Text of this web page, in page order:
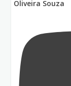
Oliveira Souza